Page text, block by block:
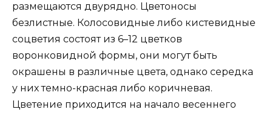
размещаются двурядно. Цветоносы
безлистные. Колосовидные либо кистевидные
соцветия состоят из 6–12 цветков
воронковидной формы, они могут быть
окрашены в различные цвета, однако середка
у них темно-красная либо коричневая.
Цветение приходится на начало весеннего